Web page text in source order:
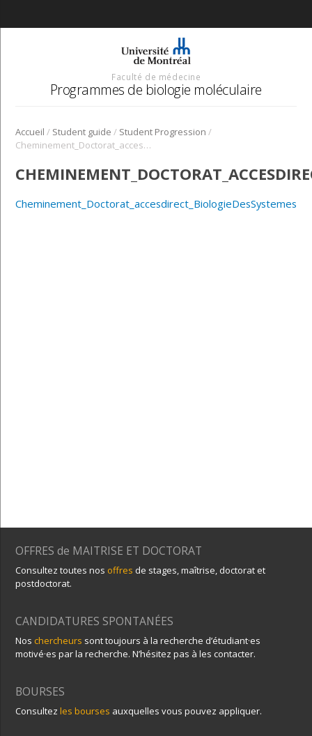
Faculté de médecine
Programmes de biologie moléculaire
Accueil / Student guide / Student Progression /
Cheminement_Doctorat_accesdirect_BiologieDesSystemes
Cheminement_Doctorat_accesdirect_BiologieDesSystemes
OFFRES de MAITRISE ET DOCTORAT
Consultez toutes nos offres de stages, maîtrise, doctorat et
postdoctorat.
CANDIDATURES SPONTANÉES
Noschercheurs sont toujours à la recherche d’étudiant·es
motivé·es par la recherche. N’hésitez pas à les contacter.
BOURSES
Consultezles bourses auxquelles vous pouvez appliquer.